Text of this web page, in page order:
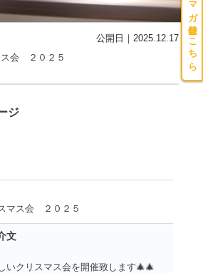
公開日｜2025.12.17
会 ２０２５
ジ
マス会 ２０２５
文
いクリスマス会を開催致します🎄🎄